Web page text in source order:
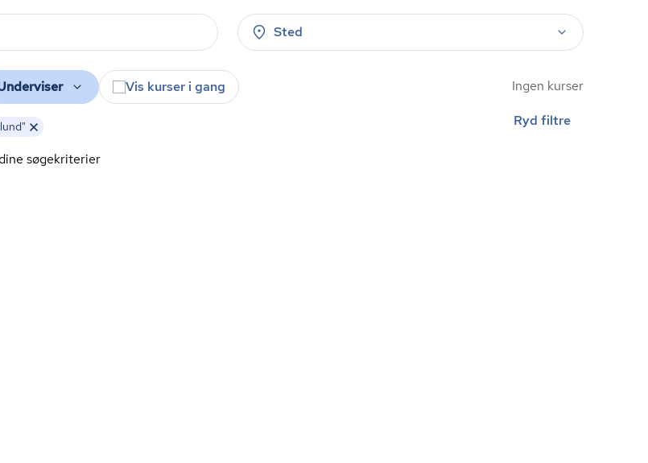
Sted
Vis kurser i gang Ingen kurser
Ryd filtre
søgekriterier